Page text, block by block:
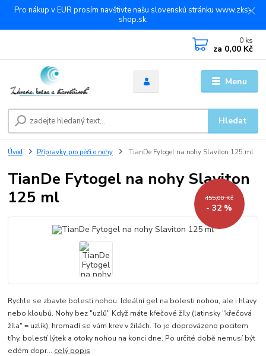
Pro nákup v EUR prosím navštivte našu slovenskú stránku www.zks-
shop.sk.
Menu
Hledat
0 ks
za 0,00 Kč
Úvod Přípravky pro péči o nohy TianDe Fytogel na nohy Slaviton 125 ml
TianDe Fytogel na nohy Slaviton
125 ml
455,00 Kč
- 32 %
Rychle se zbavte bolesti nohou. Ideální gel na bolesti nohou, ale i hlavy
nebo kloubů. Nohy bez "uzlů" Když máte křečové žíly (latinsky "křečová
žíla" = uzlík), hromadí se vám krev v žilách. To je doprovázeno pocitem
tíhy, bolestí lýtek a otoky nohou na konci dne. Po určité době nemusí být
edém dopr... celý popis